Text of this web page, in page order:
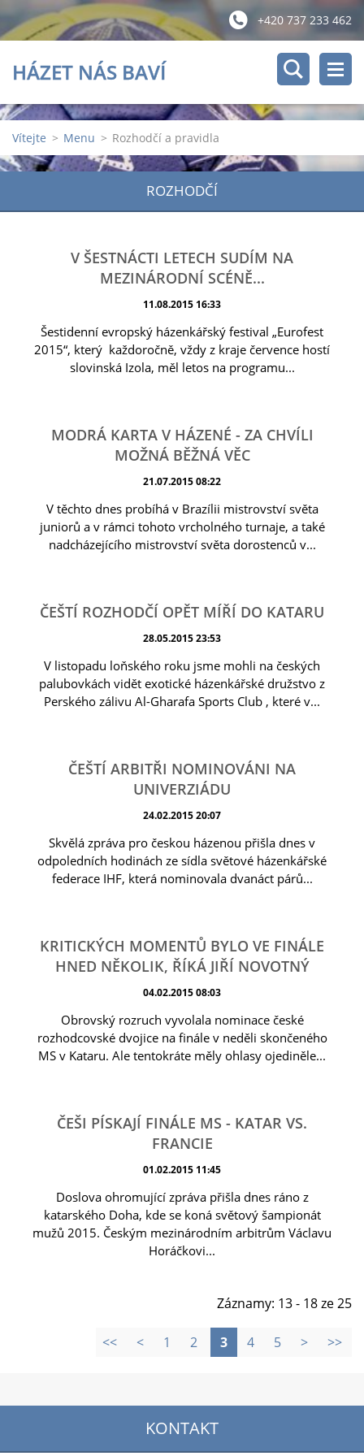
+420 737 233 462
HÁZET NÁS BAVÍ
Vítejte > Menu > Rozhodčí a pravidla
ROZHODČÍ
V ŠESTNÁCTI LETECH SUDÍM NA
MEZINÁRODNÍ SCÉNĚ...
11.08.2015 16:33
Šestidenní evropský házenkářský festival „Eurofest
2015“, který každoročně, vždy z kraje července hostí
slovinská Izola, měl letos na programu...
MODRÁ KARTA V HÁZENÉ - ZA CHVÍLI
MOŽNÁ BĚŽNÁ VĚC
21.07.2015 08:22
V těchto dnes probíhá v Brazílii mistrovství světa
juniorů a v rámci tohoto vrcholného turnaje, a také
nadcházejícího mistrovství světa dorostenců v...
ČEŠTÍ ROZHODČÍ OPĚT MÍŘÍ DO KATARU
28.05.2015 23:53
V listopadu loňského roku jsme mohli na českých
palubovkách vidět exotické házenkářské družstvo z
Perského zálivu Al-Gharafa Sports Club , které v...
ČEŠTÍ ARBITŘI NOMINOVÁNI NA
UNIVERZIÁDU
24.02.2015 20:07
Skvělá zpráva pro českou házenou přišla dnes v
odpoledních hodinách ze sídla světové házenkářské
federace IHF, která nominovala dvanáct párů...
KRITICKÝCH MOMENTŮ BYLO VE FINÁLE
HNED NĚKOLIK, ŘÍKÁ JIŘÍ NOVOTNÝ
04.02.2015 08:03
Obrovský rozruch vyvolala nominace české
rozhodcovské dvojice na finále v neděli skončeného
MS v Kataru. Ale tentokráte měly ohlasy ojediněle...
ČEŠI PÍSKAJÍ FINÁLE MS - KATAR VS.
FRANCIE
01.02.2015 11:45
Doslova ohromující zpráva přišla dnes ráno z
katarského Doha, kde se koná světový šampionát
mužů 2015. Českým mezinárodním arbitrům Václavu
Horáčkovi...
Záznamy: 13 - 18 ze 25
<< < 1 2 3 4 5 > >>
KONTAKT